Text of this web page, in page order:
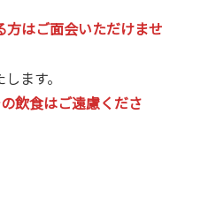
方はご面会いただけませ
ます。
飲食はご遠慮くださ